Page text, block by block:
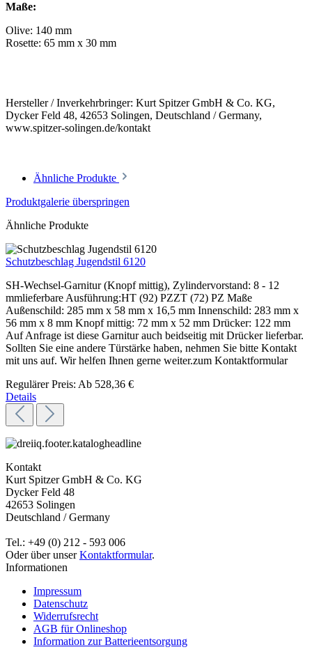
Maße:
Olive: 140 mm
Rosette: 65 mm x 30 mm
Hersteller / Inverkehrbringer: Kurt Spitzer GmbH & Co. KG,
Dycker Feld 48, 42653 Solingen, Deutschland / Germany,
www.spitzer-solingen.de/kontakt
Ähnliche Produkte
Produktgalerie überspringen
Ähnliche Produkte
Schutzbeschlag Jugendstil 6120
SH-Wechsel-Garnitur (Knopf mittig), Zylindervorstand: 8 - 12
mmlieferbare Ausführung:HT (92) PZZT (72) PZ Maße
Außenschild: 285 mm x 58 mm x 16,5 mm Innenschild: 283 mm x
56 mm x 8 mm Knopf mittig: 72 mm x 52 mm Drücker: 122 mm
Auf Anfrage ist diese Garnitur auch beidseitig mit Drücker lieferbar.
Sollten Sie eine andere Türstärke haben, nehmen Sie bitte Kontakt
mit uns auf. Wir helfen Ihnen gerne weiter.zum Kontaktformular
Regulärer Preis: Ab 528,36 €
Details
Kontakt
Kurt Spitzer GmbH & Co. KG
Dycker Feld 48
42653 Solingen
Deutschland / Germany
Tel.: +49 (0) 212 - 593 006
Oder über unserKontaktformular.
Informationen
Impressum
Datenschutz
Widerrufsrecht
AGB für Onlineshop
Information zur Batterieentsorgung